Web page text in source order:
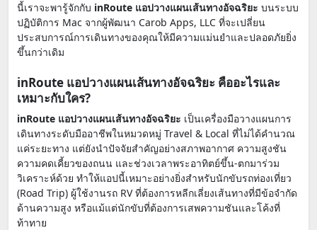
นี้เราจะพารู้จักกับ inRoute แอปวางแผนเส้นทางอัจฉริยะ บนระบบ
ปฏิบัติการ Mac จากผู้พัฒนา Carob Apps, LLC ที่จะเปลี่ยน
ประสบการณ์การเดินทางของคุณให้มีความแม่นยำและปลอดภัยยิ่ง
ขึ้นกว่าเดิม
inRoute แอปวางแผนเส้นทางอัจฉริยะ คืออะไรและ
เหมาะกับใคร?
inRoute แอปวางแผนเส้นทางอัจฉริยะ เป็นเครื่องมือวางแผนการ
เดินทางระดับมืออาชีพในหมวดหมู่ Travel & Local ที่ไม่ได้คำนวณ
แค่ระยะทาง แต่ยังนำปัจจัยสำคัญอย่างสภาพอากาศ ความสูงชัน
ความคดเคี้ยวของถนน และช่วงเวลาพระอาทิตย์ขึ้น-ตกมาร่วม
วิเคราะห์ด้วย ทำให้แอปนี้เหมาะอย่างยิ่งสำหรับนักขับรถท่องเที่ยว
(Road Trip) ผู้ใช้งานรถ RV ที่ต้องการหลีกเลี่ยงเส้นทางที่มีข้อจำกัด
ด้านความสูง หรือแม้แต่นักขับที่ต้องการเสพความชันและโค้งที่
ท้าทาย